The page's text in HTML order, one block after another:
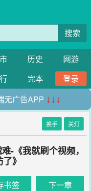
搜索
历史
网游
完本
登录
无广告APP ↓↓↓
换手 关灯
-《我就刷个视频，
》
书签 下一章